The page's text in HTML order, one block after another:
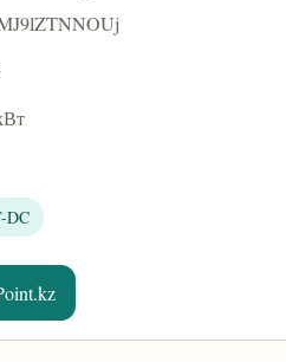
DC